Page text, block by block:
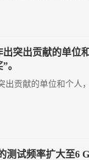
突出贡献的单位
。
出贡献的单位和个人
测试频率扩大至6